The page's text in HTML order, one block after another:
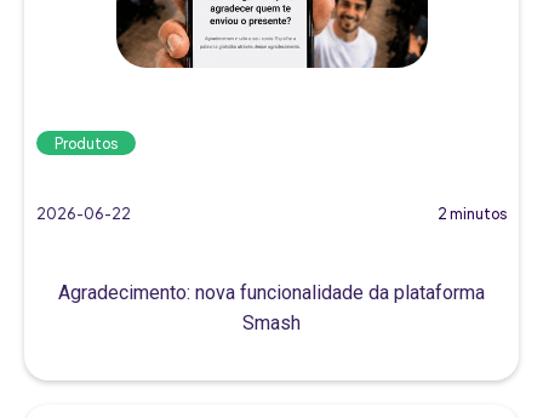
Produtos
2026-06-22 2 minutos
Agradecimento: nova funcionalidade da plataforma
Smash